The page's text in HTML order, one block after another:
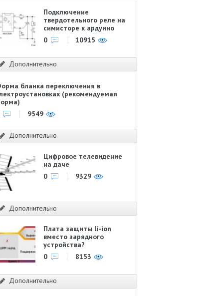
Подключение
твердотельного реле на
симисторе к ардуино
0
10915
Дополнительно
бланка переключения в
(рекомендуемая
9549
Дополнительно
Цифровое телевидение
на даче
0
9329
Дополнительно
Плата защиты li-ion
вместо зарядного
устройства?
0
8153
Дополнительно